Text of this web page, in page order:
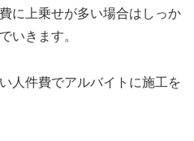
に上乗せが多い場合はしっか
いきます。
人件費でアルバイトに施工を